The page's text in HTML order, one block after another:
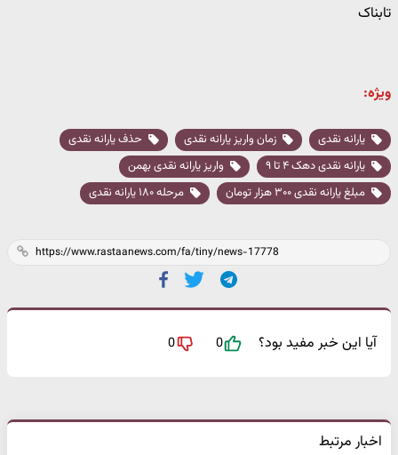
تابناک
ویژه:
یارانه نقدی زمان واریز یارانه نقدی
حذف یارانه نقدی
یارانه نقدی دهک ۴ تا ۹
واریز یارانه نقدی بهمن
مبلغ یارانه نقدی ۳۰۰ هزار تومان
مرحله ۱۸۰ یارانه نقدی
آیا این خبر مفید بود؟ 0
0
اخبار مرتبط